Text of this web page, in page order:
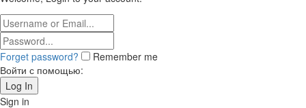
Forget password?
Remember me
Войти с помощью:
Sign in